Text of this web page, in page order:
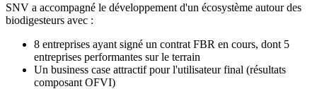
SNV a accompagné le développement d'un écosystème autour des
biodigesteurs avec :
8 entreprises ayant signé un contrat FBR en cours, dont 5
entreprises performantes sur le terrain
Un business case attractif pour l'utilisateur final (résultats
composant OFVI)